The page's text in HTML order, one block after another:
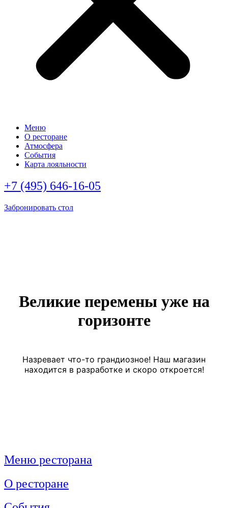
Меню
О ресторане
Атмосфера
События
Карта лояльности
+7 (495) 646-16-05
Забронировать стол
Великие перемены уже на
горизонте
Назревает что-то грандиозное! Наш магазин
находится в разработке и скоро откроется!
Меню ресторана
О ресторане